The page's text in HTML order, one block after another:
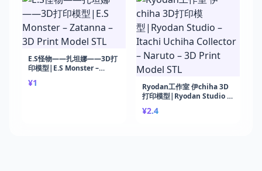
E.S怪物——扎坦娜——3D打
印模型|E.S Monster –
STL
¥1
Ryodan工作室 伊chiha 3D
打印模型|Ryodan Studio –
Naruto – 3D Print Model
¥2.4